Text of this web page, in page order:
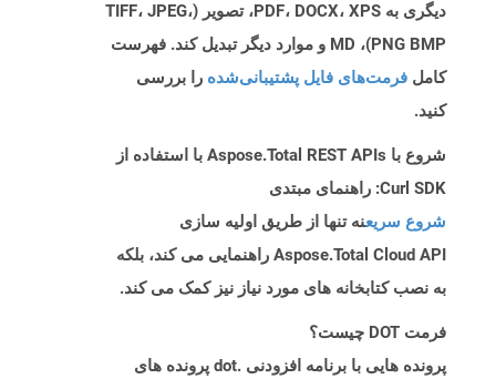
دیگری به PDF، DOCX، XPS، تصویر (TIFF، JPEG،
PNG BMP)، MD و موارد دیگر تبدیل کند. فهرست
کامل فرمت‌های فایل پشتیبانی‌شده را بررسی
کنید.
شروع با Aspose.Total REST APIs با استفاده از
Curl SDK: راهنمای مبتدی
شروع سریعنه تنها از طریق اولیه سازی
Aspose.Total Cloud API راهنمایی می کند، بلکه
به نصب کتابخانه های مورد نیاز نیز کمک می کند.
فرمت DOT چیست؟
پرونده هایی با برنامه افزودنی .dot پرونده های